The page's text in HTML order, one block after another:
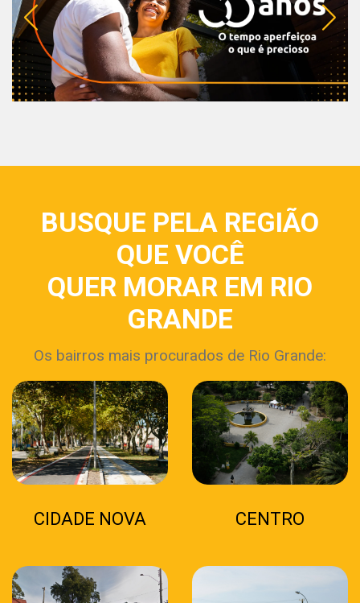
BUSQUE PELA REGIÃO
QUE VOCÊ
QUER MORAR EM RIO
GRANDE
Os bairros mais procurados de Rio Grande:
CIDADE NOVA CENTRO